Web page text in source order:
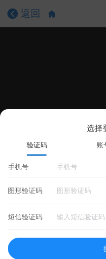
返回
选择
验证码 账
手机号
图形验证码
短信验证码